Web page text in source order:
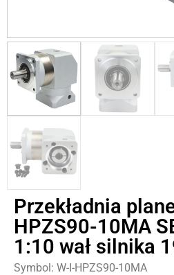
Przekładnia
HPZS90-10MA
1:10 wał silnika
Symbol: W-I-HPZS90-10MA